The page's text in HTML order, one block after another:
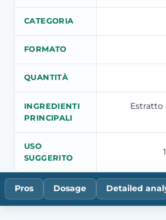
CATEGORIA
FORMATO
QUANTITÀ
INGREDIENTI
PRINCIPALI
Estratto
USO
SUGGERITO
Pros Dosage Detailed